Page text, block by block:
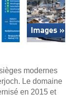
Images »
modernes
Le domaine
en 2015 et